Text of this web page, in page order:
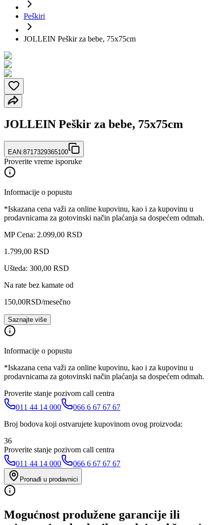
Peškiri
JOLLEIN Peškir za bebe, 75x75cm
JOLLEIN Peškir za bebe, 75x75cm
EAN:8717329365100
Proverite vreme isporuke
Informacije o popustu
*Iskazana cena važi za online kupovinu, kao i za kupovinu u
prodavnicama za gotovinski način plaćanja sa dospećem odmah.
MP Cena: 2.099,00 RSD
1.799,00 RSD
Ušteda: 300,00 RSD
Na rate bez kamate od
150,00RSD/mesečno
Saznajte više
Informacije o popustu
*Iskazana cena važi za online kupovinu, kao i za kupovinu u
prodavnicama za gotovinski način plaćanja sa dospećem odmah.
Proverite stanje pozivom call centra
011 44 14 000
066 6 67 67 67
Broj bodova koji ostvarujete kupovinom ovog proizvoda:
36
Proverite stanje pozivom call centra
011 44 14 000
066 6 67 67 67
Pronađi u prodavnici
Mogućnost produžene garancije ili